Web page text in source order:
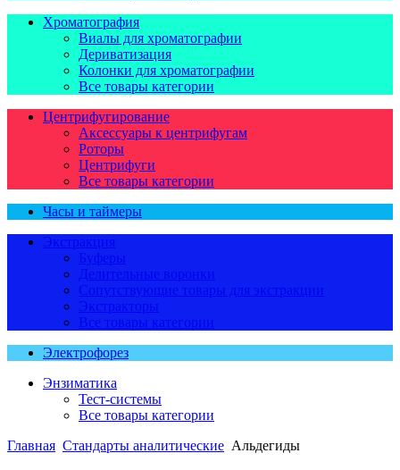
Хроматография
Виалы для хроматографии
Дериватизация
Колонки для хроматографии
Все товары категории
Центрифугирование
Аксессуары к центрифугам
Роторы
Центрифуги
Все товары категории
Часы и таймеры
Экстракция
Буферы
Делительные воронки
Сопутствующие товары для экстракции
Экстракторы
Все товары категории
Электрофорез
Энзиматика
Тест-системы
Все товары категории
Главная Стандарты аналитические Альдегиды